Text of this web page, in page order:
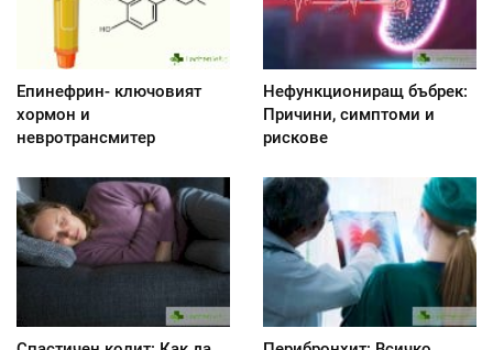
Епинефрин- ключовият
хормон и
невротрансмитер
Нефункциониращ бъбрек:
Причини, симптоми и
рискове